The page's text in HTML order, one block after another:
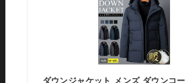
ダウンジャケット メンズ ダウンコ